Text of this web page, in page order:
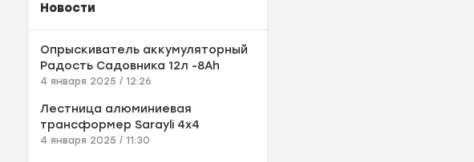
Новости
Опрыскиватель аккумуляторный
Радость Садовника 12л -8Аh
4 января 2025 / 12:26
Лестница алюминиевая
трансформер Sarayli 4x4
4 января 2025 / 11:30